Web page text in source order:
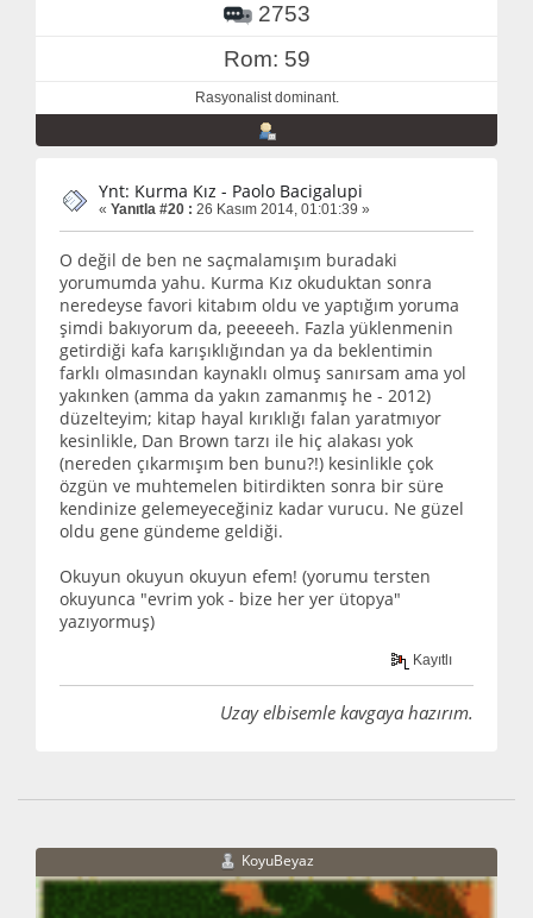
2753
Rom: 59
Rasyonalist dominant.
Ynt: Kurma Kız - Paolo Bacigalupi
« Yanıtla #20 : 26 Kasım 2014, 01:01:39 »
O değil de ben ne saçmalamışım buradaki
yorumumda yahu. Kurma Kız okuduktan sonra
neredeyse favori kitabım oldu ve yaptığım yoruma
şimdi bakıyorum da, peeeeeh. Fazla yüklenmenin
getirdiği kafa karışıklığından ya da beklentimin
farklı olmasından kaynaklı olmuş sanırsam ama yol
yakınken (amma da yakın zamanmış he - 2012)
düzelteyim; kitap hayal kırıklığı falan yaratmıyor
kesinlikle, Dan Brown tarzı ile hiç alakası yok
(nereden çıkarmışım ben bunu?!) kesinlikle çok
özgün ve muhtemelen bitirdikten sonra bir süre
kendinize gelemeyeceğiniz kadar vurucu. Ne güzel
oldu gene gündeme geldiği.
Okuyun okuyun okuyun efem! (yorumu tersten
okuyunca "evrim yok - bize her yer ütopya"
yazıyormuş)
Kayıtlı
Uzay elbisemle kavgaya hazırım.
KoyuBeyaz